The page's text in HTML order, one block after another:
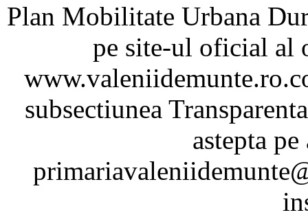
Plan Mobilitate Urbana
pe site-ul oficial al
subsectiunea
astepta